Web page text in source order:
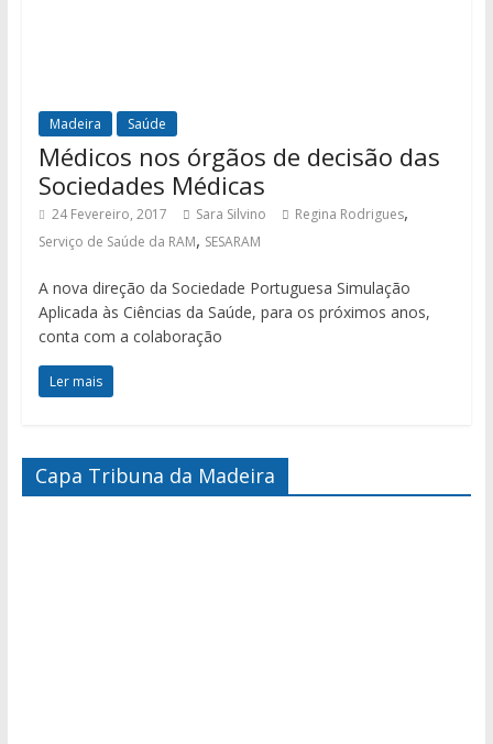
Madeira Saúde
Médicos nos órgãos de decisão das
Sociedades Médicas
24 Fevereiro, 2017 Sara Silvino Regina Rodrigues,
Serviço de Saúde da RAM, SESARAM
A nova direção da Sociedade Portuguesa Simulação
Aplicada às Ciências da Saúde, para os próximos anos,
conta com a colaboração
Ler mais
Capa Tribuna da Madeira